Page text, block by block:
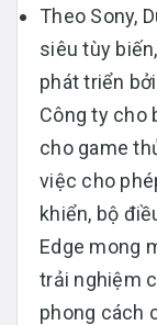
Theo Sony,
siêu tùy
phát triển
Công ty cho
cho game
việc cho
khiển, bộ
Edge mong
trải nghiệm
phong cách